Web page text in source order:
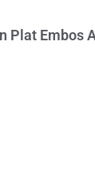
Plat Embos